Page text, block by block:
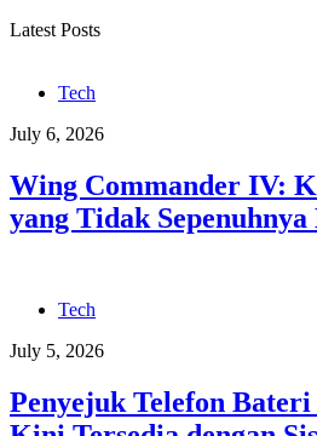
Latest Posts
Tech
July 6, 2026
Wing Commander IV:
yang Tidak
Tech
July 5, 2026
Penyejuk Telefon